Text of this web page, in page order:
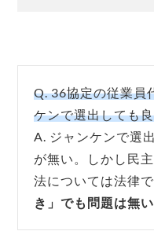
Q. 36協定の従業員
ケンで選出しても
A. ジャンケンで選
が無い。しかし民
法については法律
き」でも問題は無い